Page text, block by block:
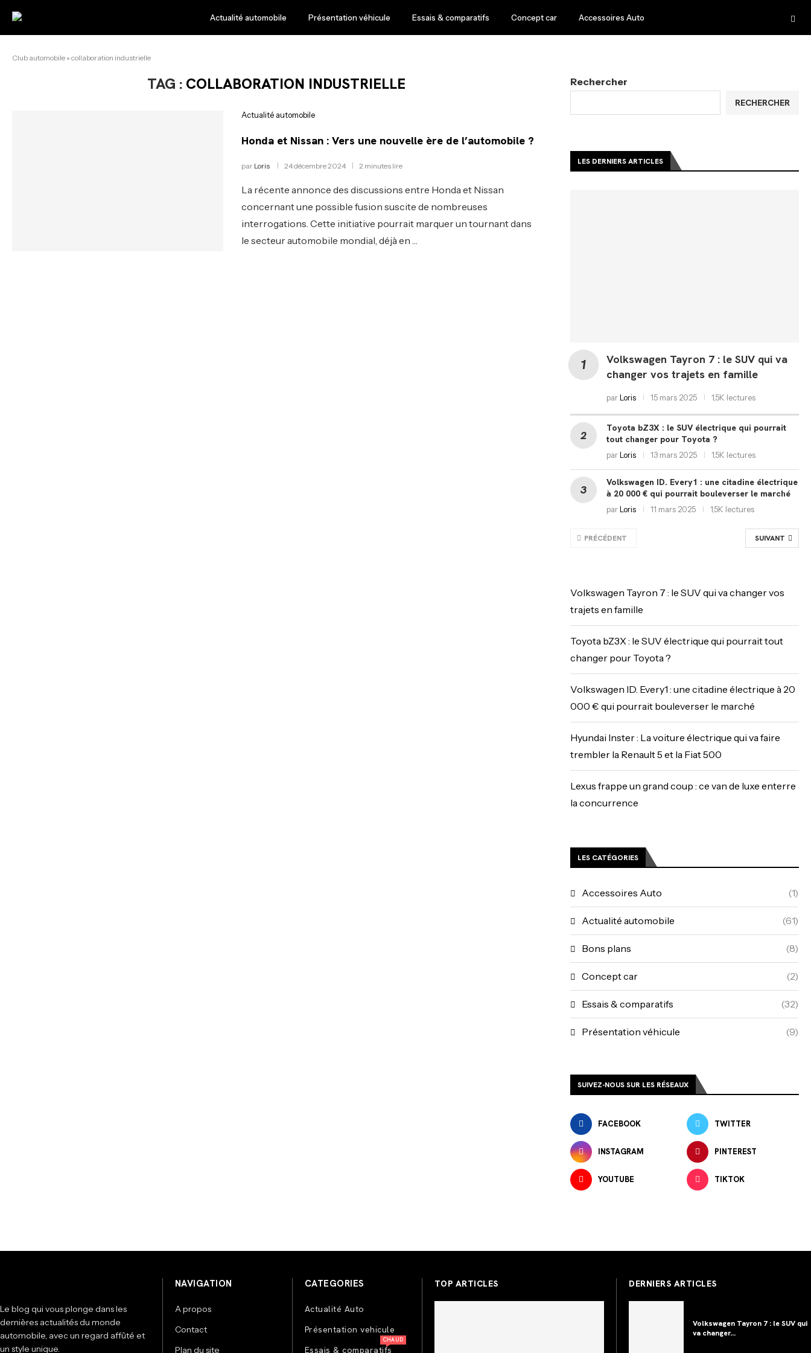
Actualité automobile Présentation véhicule Essais & comparatifs Concept car Accessoires Auto
Club automobile » collaboration industrielle
TAG : COLLABORATION INDUSTRIELLE
Actualité automobile
Honda et Nissan : Vers une nouvelle ère de l’automobile ?
par Loris 24 décembre 2024 2 minutes lire
La récente annonce des discussions entre Honda et Nissan
concernant une possible fusion suscite de nombreuses
interrogations. Cette initiative pourrait marquer un tournant dans
le secteur automobile mondial, déjà en …
Rechercher
RECHERCHER
LES DERNIERS ARTICLES
Volkswagen Tayron 7 : le SUV qui va
changer vos trajets en famille
parLoris 15 mars 2025 1,5K lectures
Toyota bZ3X : le SUV électrique qui pourrait
tout changer pour Toyota ?
parLoris 13 mars 2025 1,5K lectures
Volkswagen ID. Every1 : une citadine électrique
à 20 000 € qui pourrait bouleverser le marché
parLoris 11 mars 2025 1,5K lectures
PRÉCÉDENT SUIVANT
Volkswagen Tayron 7 : le SUV qui va changer vos
trajets en famille
Toyota bZ3X : le SUV électrique qui pourrait tout
changer pour Toyota ?
Volkswagen ID. Every1 : une citadine électrique à 20
000 € qui pourrait bouleverser le marché
Hyundai Inster : La voiture électrique qui va faire
trembler la Renault 5 et la Fiat 500
Lexus frappe un grand coup : ce van de luxe enterre
la concurrence
LES CATÉGORIES
Accessoires Auto (1)
Actualité automobile (61)
Bons plans (8)
Concept car (2)
Essais & comparatifs (32)
Présentation véhicule (9)
SUIVEZ-NOUS SUR LES RÉSEAUX
FACEBOOK TWITTER
INSTAGRAM PINTEREST
YOUTUBE TIKTOK
Le blog qui vous plonge dans les
dernières actualités du monde
automobile, avec un regard affûté et
un style unique.
NAVIGATION
A propos
Contact
Plan du site
CATEGORIES
Actualité Auto
Présentation vehicule
Essais & comparatifs
CHAUD
TOP ARTICLES DERNIERS ARTICLES
Volkswagen Tayron 7 : le SUV qui
va changer...